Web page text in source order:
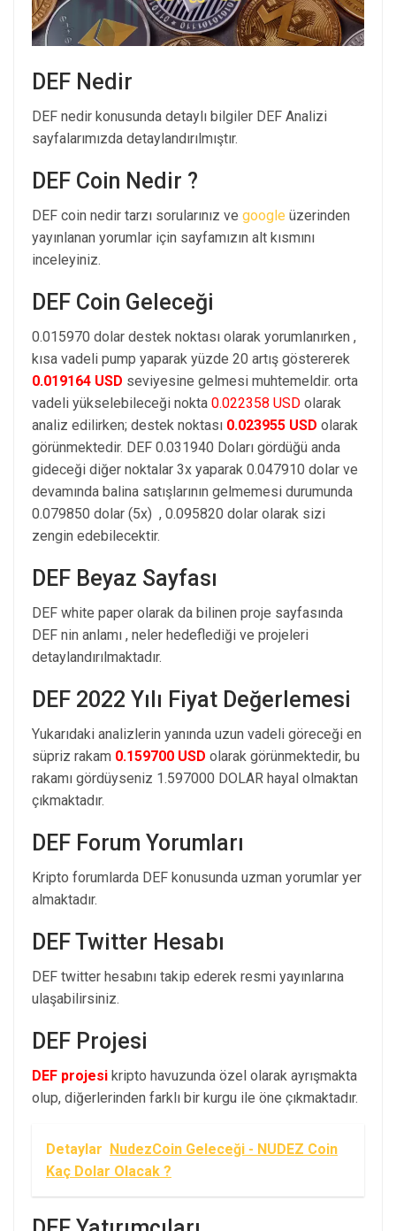
DEF Nedir
DEF nedir konusunda detaylı bilgiler DEF Analizi
sayfalarımızda detaylandırılmıştır.
DEF Coin Nedir ?
DEF coin nedir tarzı sorularınız ve google üzerinden
yayınlanan yorumlar için sayfamızın alt kısmını
inceleyiniz.
DEF Coin Geleceği
0.015970 dolar destek noktası olarak yorumlanırken ,
kısa vadeli pump yaparak yüzde 20 artış göstererek
0.019164 USD seviyesine gelmesi muhtemeldir. orta
vadeli yükselebileceği nokta 0.022358 USD olarak
analiz edilirken; destek noktası 0.023955 USD olarak
görünmektedir. DEF 0.031940 Doları gördüğü anda
gideceği diğer noktalar 3x yaparak 0.047910 dolar ve
devamında balina satışlarının gelmemesi durumunda
0.079850 dolar (5x) , 0.095820 dolar olarak sizi
zengin edebilecektir.
DEF Beyaz Sayfası
DEF white paper olarak da bilinen proje sayfasında
DEF nin anlamı , neler hedeflediği ve projeleri
detaylandırılmaktadır.
DEF 2022 Yılı Fiyat Değerlemesi
Yukarıdaki analizlerin yanında uzun vadeli göreceği en
süpriz rakam 0.159700 USD olarak görünmektedir, bu
rakamı gördüyseniz 1.597000 DOLAR hayal olmaktan
çıkmaktadır.
DEF Forum Yorumları
Kripto forumlarda DEF konusunda uzman yorumlar yer
almaktadır.
DEF Twitter Hesabı
DEF twitter hesabını takip ederek resmi yayınlarına
ulaşabilirsiniz.
DEF Projesi
DEF projesi kripto havuzunda özel olarak ayrışmakta
olup, diğerlerinden farklı bir kurgu ile öne çıkmaktadır.
Detaylar NudezCoin Geleceği - NUDEZ Coin
Kaç Dolar Olacak ?